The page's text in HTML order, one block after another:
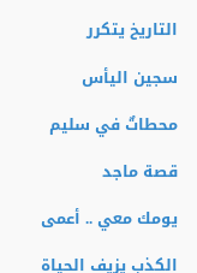
التاريخ يتكرر
سجين اليأس
محطاتٌ في سليم
قصة ماجد
يومك معي .. أعمى
الكذب يزيف الحياة